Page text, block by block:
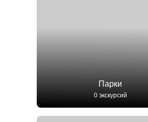
Парки
0 экскурсий